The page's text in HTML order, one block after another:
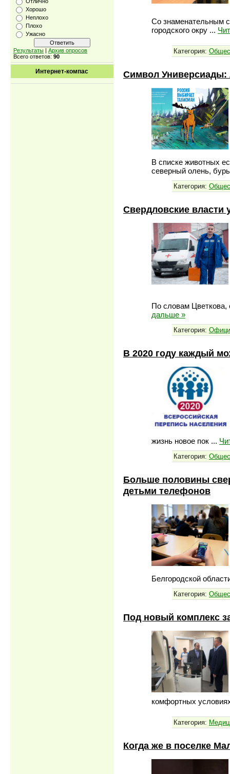
Хорошо
Неплохо
Плохо
Ужасно
Результаты | Архив опросов
Всего ответов: 90
Интернет-компас
Со знаменательным
городского окру ...
Категория:
Символ Универсиады:
В списке животных
северный олень,
Категория:
Свердловские власти
По словам
дальше »
Категория:
В 2020 году каждый
жизнь новое пок ...
Категория:
Больше половины
детьми телефонов
Белгородской
Категория:
Под новый комплекс
комфортных
Категория:
Когда же в поселке